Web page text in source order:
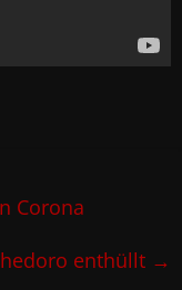
Corona
enthüllt →